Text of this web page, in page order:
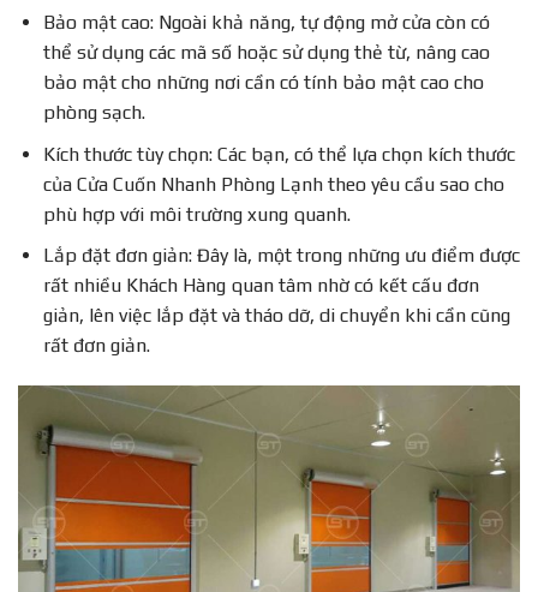
Bảo mật cao: Ngoài khả năng, tự động mở cửa còn có
thể sử dụng các mã số hoặc sử dụng thẻ từ, nâng cao
bảo mật cho những nơi cần có tính bảo mật cao cho
phòng sạch.
Kích thước tùy chọn: Các bạn, có thể lựa chọn kích thước
của Cửa Cuốn Nhanh Phòng Lạnh theo yêu cầu sao cho
phù hợp với môi trường xung quanh.
Lắp đặt đơn giản: Đây là, một trong những ưu điểm được
rất nhiều Khách Hàng quan tâm nhờ có kết cấu đơn
giản, lên việc lắp đặt và tháo dỡ, di chuyển khi cần cũng
rất đơn giản.